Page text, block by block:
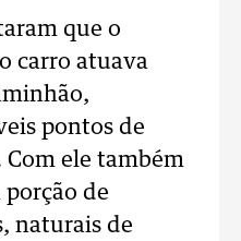
que o
carro atuava
pontos de
ele também
de
naturais de